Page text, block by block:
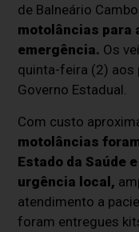
de Balneário
motolâncias para
emergência. Os
quinta-feira (2) aos
Governo Estadual.
Com custo
motolâncias
Estado da Saúde
urgência local,
atendimento a
foram entregues